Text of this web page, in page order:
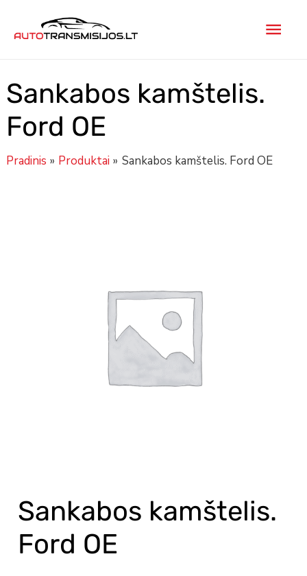
prie
Sankabos kamštelis.
Ford OE
Pradinis Produktai Sankabos kamštelis. Ford OE
Sankabos kamštelis.
Ford OE